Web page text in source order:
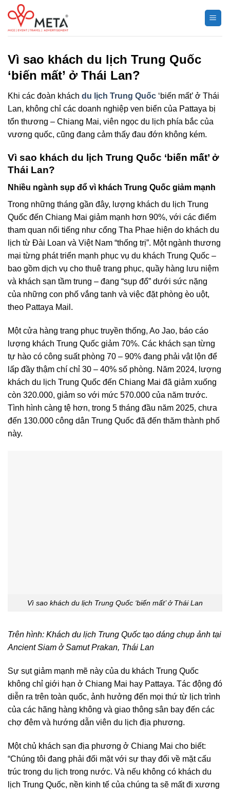
Chuyển
đến
nội
Vì sao khách du lịch Trung Quốc
‘biến mất’ ở Thái Lan?
Khi các đoàn khách du lịch Trung Quốc ‘biến mất’ ở Thái
Lan, không chỉ các doanh nghiệp ven biển của Pattaya bị
tổn thương – Chiang Mai, viên ngọc du lịch phía bắc của
vương quốc, cũng đang cảm thấy đau đớn không kém.
Vì sao khách du lịch Trung Quốc ‘biến mất’ ở
Thái Lan?
Nhiều ngành sụp đổ vì khách Trung Quốc giảm mạnh
Trong những tháng gần đây, lượng khách du lịch Trung
Quốc đến Chiang Mai giảm mạnh hơn 90%, với các điểm
tham quan nổi tiếng như cổng Tha Phae hiện do khách du
lịch từ Đài Loan và Việt Nam “thống trị”. Một ngành thương
mại từng phát triển mạnh phục vụ du khách Trung Quốc –
bao gồm dịch vụ cho thuê trang phục, quầy hàng lưu niệm
và khách sạn tầm trung – đang “sụp đổ” dưới sức nặng
của những con phố vắng tanh và việc đặt phòng èo uột,
theo Pattaya Mail.
Một cửa hàng trang phục truyền thống, Ao Jao, báo cáo
lượng khách Trung Quốc giảm 70%. Các khách sạn từng
tự hào có công suất phòng 70 – 90% đang phải vật lộn để
lấp đầy thậm chí chỉ 30 – 40% số phòng. Năm 2024, lượng
khách du lịch Trung Quốc đến Chiang Mai đã giảm xuống
còn 320.000, giảm so với mức 570.000 của năm trước.
Tình hình càng tệ hơn, trong 5 tháng đầu năm 2025, chưa
đến 130.000 công dân Trung Quốc đã đến thăm thành phố
này.
Vì sao khách du lịch Trung Quốc ‘biến mất’ ở Thái Lan
Trên hình: Khách du lịch Trung Quốc tạo dáng chụp ảnh tại
Ancient Siam ở Samut Prakan, Thái Lan
Sự sụt giảm mạnh mẽ này của du khách Trung Quốc
không chỉ giới hạn ở Chiang Mai hay Pattaya. Tác động đó
diễn ra trên toàn quốc, ảnh hưởng đến mọi thứ từ lịch trình
của các hãng hàng không và giao thông sân bay đến các
chợ đêm và hướng dẫn viên du lịch địa phương.
Một chủ khách sạn địa phương ở Chiang Mai cho biết:
“Chúng tôi đang phải đối mặt với sự thay đổi về mặt cấu
trúc trong du lịch trong nước. Và nếu không có khách du
lịch Trung Quốc, nền kinh tế của chúng ta sẽ mất đi xương